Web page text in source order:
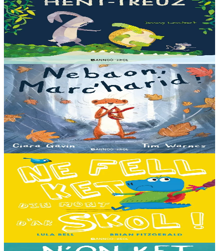
Let's all creep through crocodile creek
Qui sait quelles bêtes rôdent dans les marais quand la nuit tombe...
Pas les crocodiles en tout cas, Souris en est persuadée ! Ses amis ont
un doute : à quoi ça...
En stock13,00 €
3 ans et plus
Bannoù-heol
A little bit worried
Pris dans une violente tempête, Marc'harid construit une forteresse
pour s'y réfugier. Mais elle y rencontre Lagadeg, qui adore jouer
dans le vent et patauger sous la pluie....
En stock13,00 €
3 ans et plus
Bannoù-heol
I don't want to go to school!
C'est le premier jour d'école des Souris et des Dinosaures. Ils n'ont
pas envie d'y aller. Mais quand les cours commencent, une très
grande surprise les attend…...
13,00 €